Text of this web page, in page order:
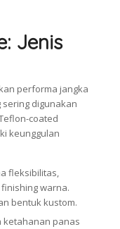
Jenis
performa jangka
digunakan
coated
keunggulan
fleksibilitas,
warna.
bentuk kustom.
ketahanan panas